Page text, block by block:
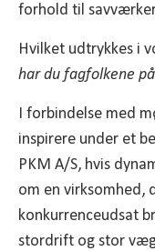
forhold til
Hvilket udtrykkes i
har du fagfolkene på
I forbindelse med
inspirere under et
PKM A/S, hvis
om en virksomhed,
konkurrenceudsat
stordrift og stor